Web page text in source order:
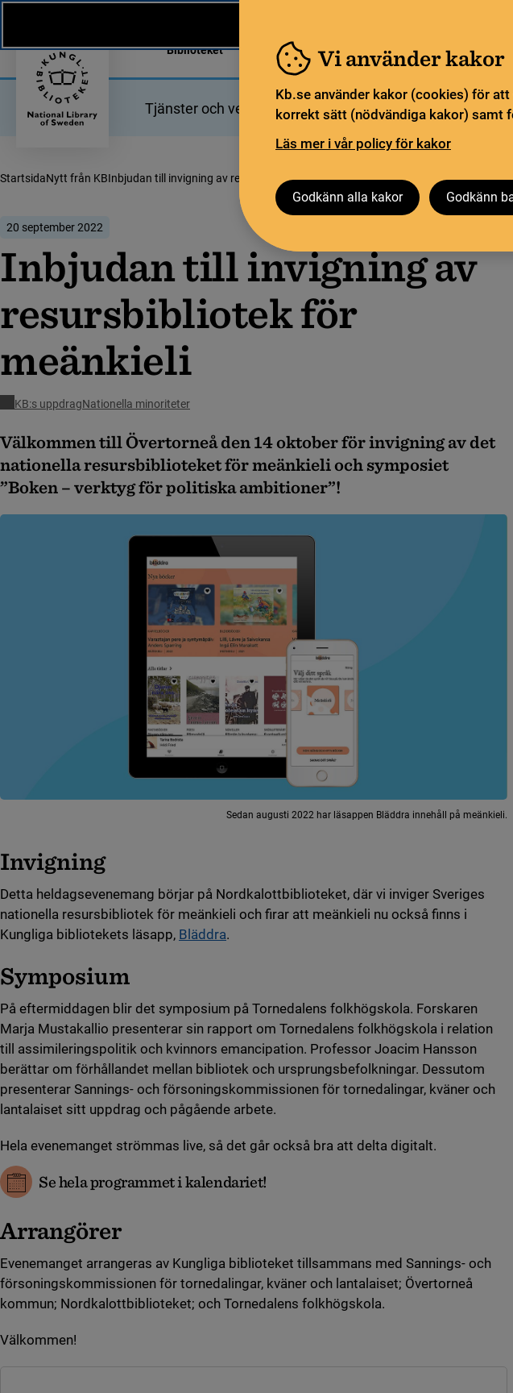
Vi använder kakor
Kb.se använder kakor (cookies) för
korrekt sätt (nödvändiga kakor)
Läs mer i vår policy för kakor
Godkänn alla kakor Godkänn
Biblioteket För bibliotekssektorn Pliktleverans och
Tjänster och verktyg Biblioteksstatistik Öppen
StartsidaNytt från KBInbjudan till invigning av resursbibliotek för meänkieli
20 september 2022
Inbjudan till invigning av
resursbibliotek för
meänkieli
KB:s uppdragNationella minoriteter
Välkommen till Övertorneå den 14 oktober för invigning av det
nationella resursbiblioteket för meänkieli och symposiet
”Boken – verktyg för politiska ambitioner”!
Sedan augusti 2022 har läsappen Bläddra innehåll på meänkieli.
Invigning
Detta heldagsevenemang börjar på Nordkalottbiblioteket, där vi inviger Sveriges
nationella resursbibliotek för meänkieli och firar att meänkieli nu också finns i
Kungliga bibliotekets läsapp, Bläddra.
Symposium
På eftermiddagen blir det symposium på Tornedalens folkhögskola. Forskaren
Marja Mustakallio presenterar sin rapport om Tornedalens folkhögskola i relation
till assimileringspolitik och kvinnors emancipation. Professor Joacim Hansson
berättar om förhållandet mellan bibliotek och ursprungsbefolkningar. Dessutom
presenterar Sannings- och försoningskommissionen för tornedalingar, kväner och
lantalaiset sitt uppdrag och pågående arbete.
Hela evenemanget strömmas live, så det går också bra att delta digitalt.
Se hela programmet i kalendariet!
Arrangörer
Evenemanget arrangeras av Kungliga biblioteket tillsammans med Sannings- och
försoningskommissionen för tornedalingar, kväner och lantalaiset; Övertorneå
kommun; Nordkalottbiblioteket; och Tornedalens folkhögskola.
Välkommen!